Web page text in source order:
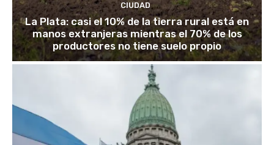
CIUDAD
La Plata: casi el 10% de la tierra rural está en
manos extranjeras mientras el 70% de los
productores no tiene suelo propio